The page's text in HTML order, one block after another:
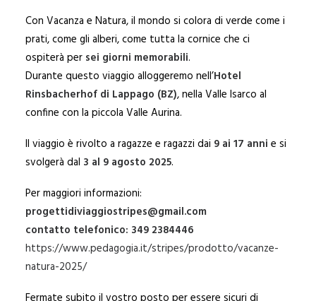
Con Vacanza e Natura, il mondo si colora di verde come i
prati, come gli alberi, come tutta la cornice che ci
ospiterà per sei giorni memorabili.
Durante questo viaggio alloggeremo nell’Hotel
Rinsbacherhof di Lappago (BZ), nella Valle Isarco al
confine con la piccola Valle Aurina.
Il viaggio è rivolto a ragazze e ragazzi dai 9 ai 17 anni e si
svolgerà dal 3 al 9 agosto 2025.
Per maggiori informazioni:
progettidiviaggiostripes@gmail.com
contatto telefonico: 349 2384446
https://www.pedagogia.it/stripes/prodotto/vacanze-
natura-2025/